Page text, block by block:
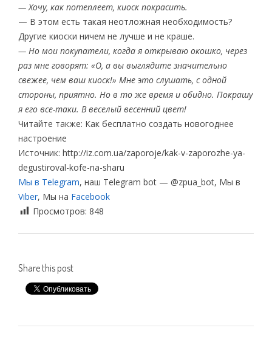
— Хочу, как потеплеет, киоск покрасить.
— В этом есть такая неотложная необходимость?
Другие киоски ничем не лучше и не краше.
— Но мои покупатели, когда я открываю окошко, через
раз мне говорят: «О, а вы выглядите значительно
свежее, чем ваш киоск!» Мне это слушать, с одной
стороны, приятно. Но в то же время и обидно. Покрашу
я его все-таки. В веселый весенний цвет!
Читайте также: Как бесплатно создать новогоднее
настроение
Источник: http://iz.com.ua/zaporoje/kak-v-zaporozhe-ya-
degustiroval-kofe-na-sharu
Мы в Telegram, наш Telegram bot — @zpua_bot, Мы в
Viber, Мы на Facebook
Просмотров: 848
Share this post